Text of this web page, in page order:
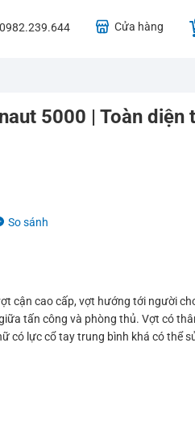
0982.239.644 Cửa hàng
5000 | Toàn diện
So sánh
cận cao cấp, vợt hướng tới người
tấn công và phòng thủ. Vợt có
có lực cổ tay trung bình khá có thể